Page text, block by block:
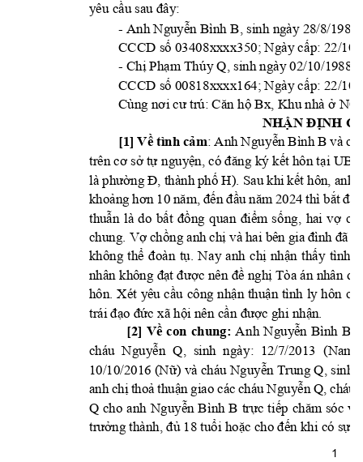
1
yêu cầu sau đây:
- Anh Nguyễn Bình B , sinh ngày 28/8/19
CCCD số 03408xxxx350; Ngày cấp: 22/10/
- Chị Phạm Thúy Q, sinh ngày 02/10/1988;
CCCD số 00818xxxx164; Ngày cấp: 22/10/
Cùng nơi cư trú: Căn hộ Bx, Khu nhà ở
NHẬN ĐỊNH
[1] Về tình cảm:Anh Nguyễn Bình B và ch
trên cơ sở tự nguyện, có đăng ký kết hôn tại
là phường Đ, thành phố H). Sau khi kết hôn, anh
khoảng hơn 10 năm, đến đầu năm 2024 thì bắt đầ
thuẫn là do bất đồng quan điểm sống, hai vợ ch
chung. Vợ chồng anh chị và hai bên gia đình đã
không thể đoàn tụ. Nay anh chị nhận thấy tình
nhân không đạt được nên đề nghị Tòa án nhân
hôn. Xét yêu cầu công nhận thuận tình ly hôn c
trái đạo đức xã hội nên cần được ghi nhận.
[2] Về con chung: Anh Nguyễn Bình B
cháu  Nguyễn Q, sinh ngày:  12/7/2013
10/10/2016 (Nữ) và cháu Nguyễn Trung Q, sinh
anh chị thoả thuận giao các cháu Nguyễn Q, cháu
Q cho anh Nguyễn Bình B trực tiếp chăm sóc và
trưởng thành, đủ 18 tuổi hoặc cho đến khi có sự